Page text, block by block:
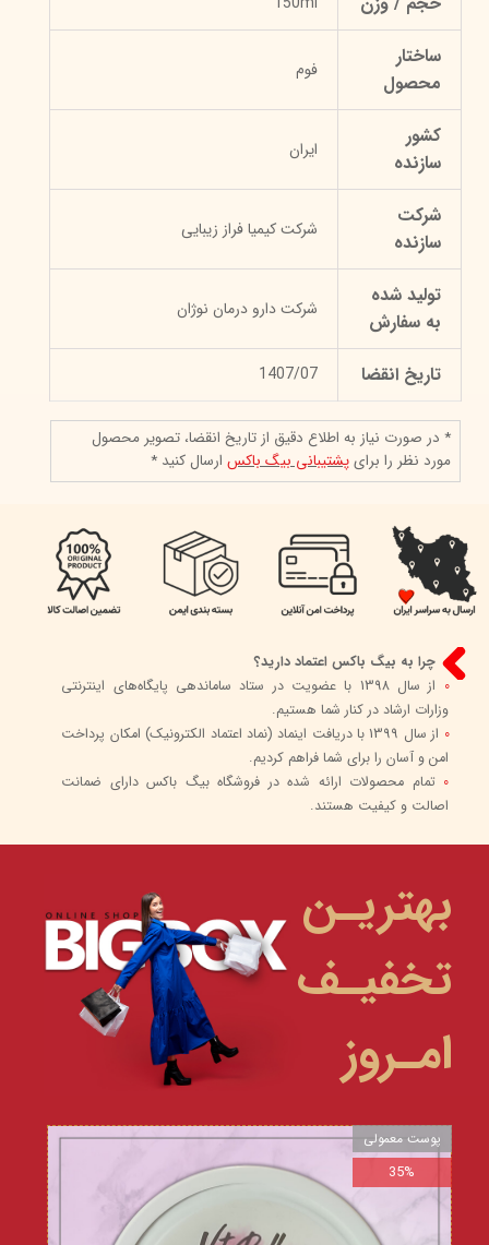
ساختار
محصول
فوم
کشور
سازنده
ایران
شرکت
سازنده
شرکت کیمیا فراز زیبایی
تولید شده
به سفارش
شرکت دارو درمان نوژان
تاریخ انقضا 1407/07
* در صورت نیاز به اطلاع دقیق از تاریخ انقضا، تصویر محصول
مورد نظر را برایپشتیبانی بیگ باکسارسال کنید *
چرا به بیگ باکس اعتماد دارید؟
0
از سال 1398 با عضویت در ستاد ساماندهی پایگاه‌های اینترنتی
وزارات ارشاد در کنار شما هستیم.
0
از سال 1399 با دریافت اینماد (نماد اعتماد الکترونیک) امکان پرداخت
امن و آسان را برای شما فراهم کردیم.
0 تمام محصولات ارائه شده در فروشگاه بیگ باکس دارای ضمانت
اصالت و کیفیت هستند.
بهتریـن
تخفیـف
امـروز
پوست معمولی
35%